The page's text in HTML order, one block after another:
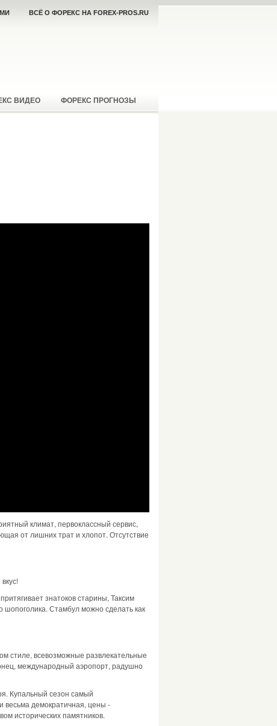
ВСЁ О ФОРЕКС НА FOREX-PROS.RU
ВИДЕО ФОРЕКС ПРОГНОЗЫ
климат, первоклассный сервис,
от лишних трат и хлопот. Отсутствие
знатоков старины, Таксим
шопоголика. Стамбул можно сделать как
стиле, всевозможные развлекательные
международный аэропорт, радушно
Купальный сезон самый
весьма демократичная, цены -
исторических памятников.